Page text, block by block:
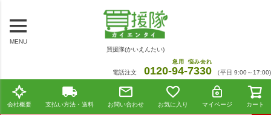
MENU
買援隊(かいえんたい)
電話注文 0120-94
急用
-7330
悩み去れ
（平日 9:00～17:00)
会社概要 支払い方法・送料 お問い合わせ お気に入り マイページ カート